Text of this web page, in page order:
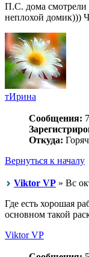
П.С. дома смотрели
неплохой домик)))
тИрина
Сообщения:
Откуда:
Вернуться к началу
Viktor VP » Вс
Где есть хорошая
основном такой
Viktor VP